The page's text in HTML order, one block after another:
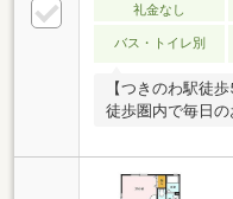
礼金なし
バス・トイレ別
【つきのわ駅徒
徒歩圏内で毎日の